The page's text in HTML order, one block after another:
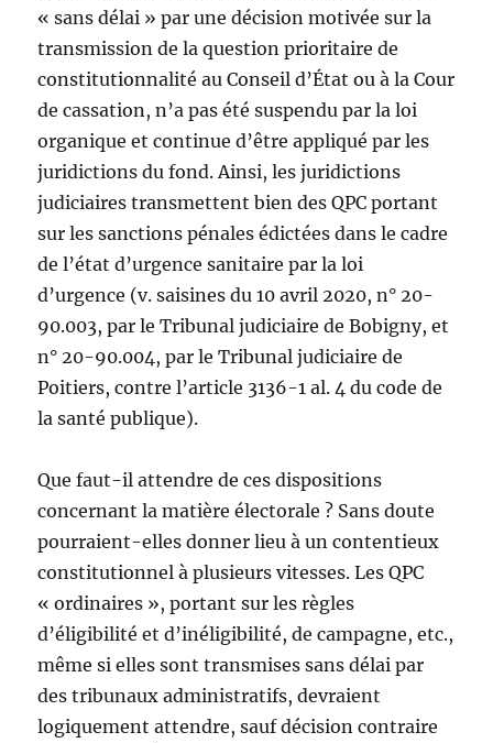
« sans délai » par une décision motivée sur la
transmission de la question prioritaire de
constitutionnalité au Conseil d’État ou à la Cour
de cassation, n’a pas été suspendu par la loi
organique et continue d’être appliqué par les
juridictions du fond. Ainsi, les juridictions
judiciaires transmettent bien des QPC portant
sur les sanctions pénales édictées dans le cadre
de l’état d’urgence sanitaire par la loi
d’urgence (v. saisines du 10 avril 2020, n° 20-
90.003, par le Tribunal judiciaire de Bobigny, et
n° 20-90.004, par le Tribunal judiciaire de
Poitiers, contre l’article 3136-1 al. 4 du code de
la santé publique).
Que faut-il attendre de ces dispositions
concernant la matière électorale ? Sans doute
pourraient-elles donner lieu à un contentieux
constitutionnel à plusieurs vitesses. Les QPC
« ordinaires », portant sur les règles
d’éligibilité et d’inéligibilité, de campagne, etc.,
même si elles sont transmises sans délai par
des tribunaux administratifs, devraient
logiquement attendre, sauf décision contraire